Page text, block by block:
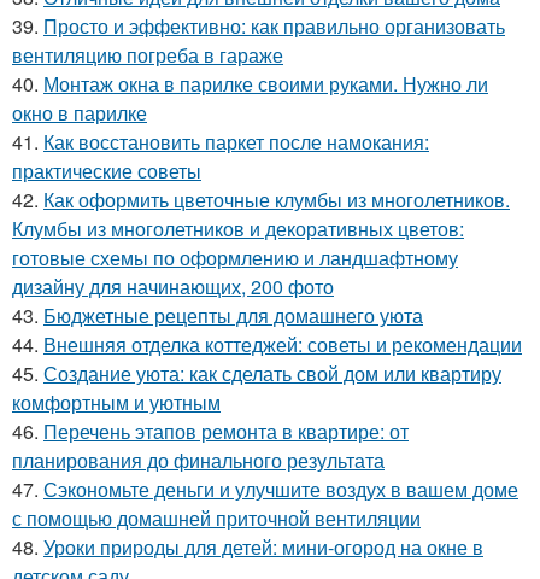
39. Просто и эффективно: как правильно организовать
вентиляцию погреба в гараже
40. Монтаж окна в парилке своими руками. Нужно ли
окно в парилке
41. Как восстановить паркет после намокания:
практические советы
42. Как оформить цветочные клумбы из многолетников.
Клумбы из многолетников и декоративных цветов:
готовые схемы по оформлению и ландшафтному
дизайну для начинающих, 200 фото
43. Бюджетные рецепты для домашнего уюта
44. Внешняя отделка коттеджей: советы и рекомендации
45. Создание уюта: как сделать свой дом или квартиру
комфортным и уютным
46. Перечень этапов ремонта в квартире: от
планирования до финального результата
47. Сэкономьте деньги и улучшите воздух в вашем доме
с помощью домашней приточной вентиляции
48. Уроки природы для детей: мини-огород на окне в